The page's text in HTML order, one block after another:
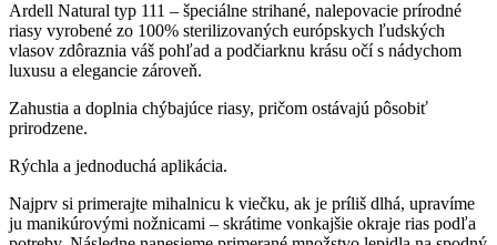
Ardell Natural typ 111 – špeciálne strihané, nalepovacie prírodné
riasy vyrobené zo 100% sterilizovaných európskych ľudských
vlasov zdôraznia váš pohľad a podčiarknu krásu očí s nádychom
luxusu a elegancie zároveň.
Zahustia a doplnia chýbajúce riasy, pričom ostávajú pôsobiť
prirodzene.
Rýchla a jednoduchá aplikácia.
Najprv si primerajte mihalnicu k viečku, ak je príliš dlhá, upravíme
ju manikúrovými nožnicami – skrátime vonkajšie okraje rias podľa